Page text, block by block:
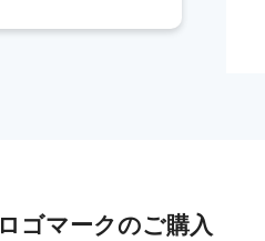
ロゴマークのご購入